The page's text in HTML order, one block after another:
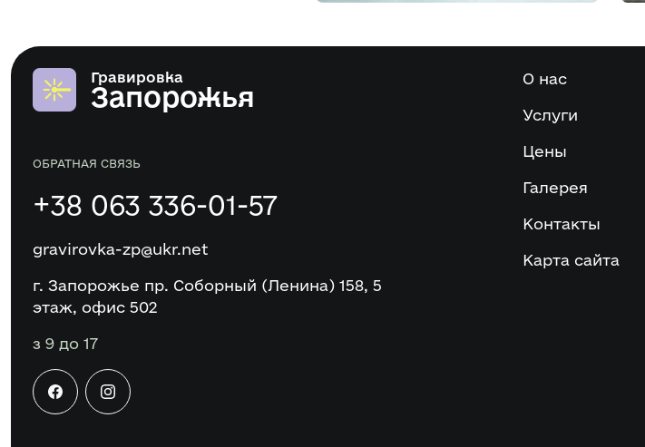
Гравировка
Запорожья
ОБРАТНАЯ СВЯЗЬ
+38 063 336-01-57
gravirovka-zp@ukr.net
г. Запорожье пр. Соборный (Ленина) 158, 5
этаж, офис 502
з 9 до 17
О нас
Услуги
Цены
Галерея
Контакты
Карта сайта